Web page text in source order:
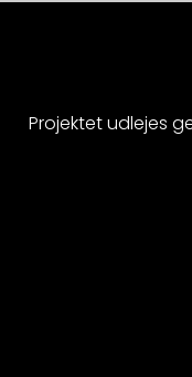
Projektet udlejes